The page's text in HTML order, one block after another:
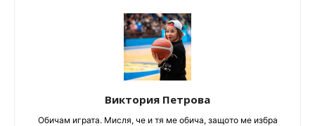
Виктория Петрова
Обичам играта. Мисля, че и тя ме обича, защото ме избра